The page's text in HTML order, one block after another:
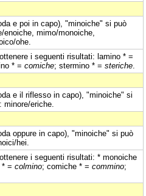
e poi in capo), "minoiche" si può
mimo/monoiche,
ohe.
i seguenti risultati: lamino * =
* = comiche; stermino * = steriche
e il riflesso in capo), "minoiche" si
eriche.
oppure in capo), "minoiche" si può
hei.
i seguenti risultati: * monoiche
* = colmino; comiche * = commino;